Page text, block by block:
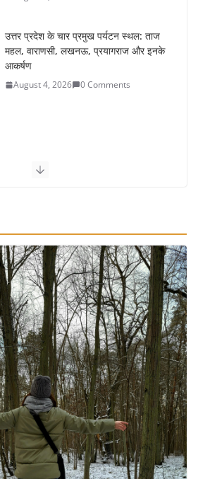
सर्दियों में वॉक करने का सही समय कौन-सा है
के लिए 7 बेहतरीन ठंडी जगहें – भीड़ से
भारत में दर्शनीय 10 सबसे प्रसिद्ध मंदिर:
आस्था, इतिहास और वास्तुकला के अद्भुत
प्रतीक
August 9, 2026 0 Comments
अतुल्य भारत: देश के 5 सबसे अनदेखे और
रहस्यमयी स्थान
August 8, 2026 2 Comments